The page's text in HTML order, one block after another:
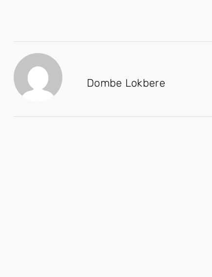
Dombe Lokbere